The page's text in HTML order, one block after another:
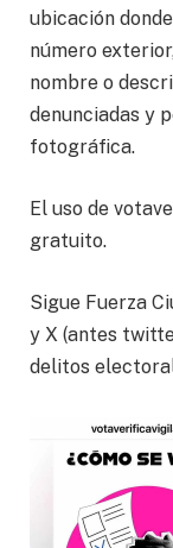
ubicación
número
nombre o
denunciadas y
fotográfica.
El uso de
gratuito.
Sigue Fuerza
y X (antes
delitos